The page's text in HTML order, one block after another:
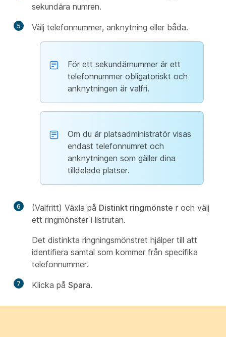
sekundära numren.
5 Välj telefonnummer, anknytning eller båda.
För ett sekundärnummer är ett
telefonnummer obligatoriskt och
anknytningen är valfri.
Om du är platsadministratör visas
endast telefonnumret och
anknytningen som gäller dina
tilldelade platser.
6 (Valfritt) Växla på Distinkt ringmönste r och välj
ett ringmönster i listrutan.
Det distinkta ringningsmönstret hjälper till att
identifiera samtal som kommer från specifika
telefonnummer.
7 Klicka på Spara.